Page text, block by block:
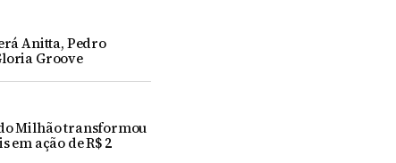
Anitta, Pedro
Groove
Milhão transformou
em ação de R$ 2